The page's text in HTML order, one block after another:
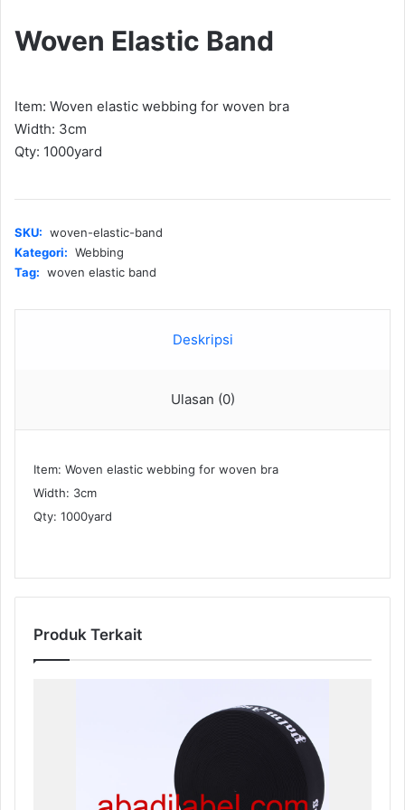
Woven Elastic Band
Item: Woven elastic webbing for woven bra
Width: 3cm
Qty: 1000yard
SKU: woven-elastic-band
Kategori: Webbing
Tag: woven elastic band
Deskripsi
Ulasan (0)
Item: Woven elastic webbing for woven bra
Width: 3cm
Qty: 1000yard
Produk Terkait